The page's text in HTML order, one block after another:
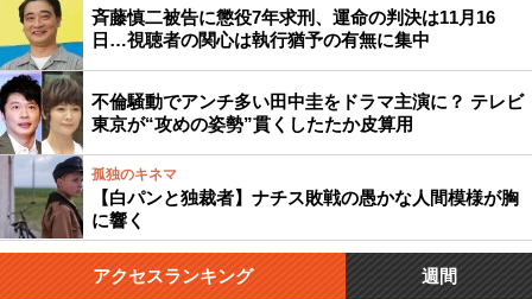
斉藤慎二被告に懲役7年求刑、運命の判決は11月16
日…視聴者の関心は執行猶予の有無に集中
不倫騒動でアンチ多い田中圭をドラマ主演に？ テレビ
東京が“攻めの姿勢”貫くしたたか皮算用
孤独のキネマ
【白パンと独裁者】ナチス敗戦の愚かな人間模様が胸
に響く
アクセスランキング 週間